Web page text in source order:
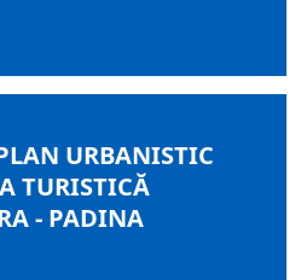
URBANISTIC
TURISTICĂ
- PADINA